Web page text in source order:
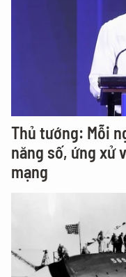
Thủ tướng: Mỗi
năng số, ứng xử
mạng